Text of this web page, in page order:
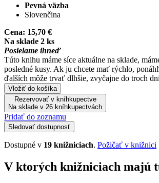
Pevná väzba
Slovenčina
Cena: 15,70 €
Na sklade 2 ks
Posielame ihneď
Túto knihu máme síce aktuálne na sklade,
posledné kusy. Ak ju chcete mať rýchlo,
ďalších môže trvať dlhšie, zvyčajne do troch
Vložiť do košíka
Rezervovať v kníhkupectve
Na sklade v 26 kníhkupectvách
Pridať do zoznamu
Sledovať dostupnosť
Dostupné v 19 knižniciach. Požičať v knižnici
V ktorých knižniciach majú